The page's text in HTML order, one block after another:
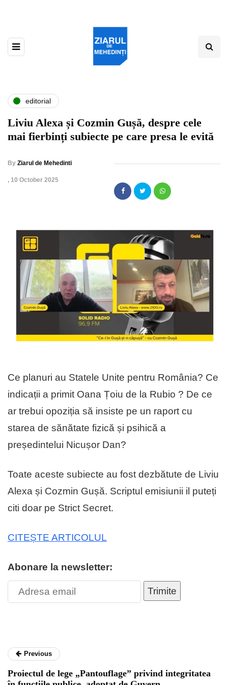
editorial
Liviu Alexa și Cozmin Gușă, despre cele
mai fierbinți subiecte pe care presa le evită
By Ziarul de Mehedinti
, 10 October 2025
Ce planuri au Statele Unite pentru România? Ce
indicații a primit Oana Țoiu de la Rubio ? De ce
ar trebui opoziția să insiste pe un raport cu
starea de sănătate fizică și psihică a
președintelui Nicușor Dan?
Toate aceste subiecte au fost dezbătute de Liviu
Alexa și Cozmin Gușă. Scriptul emisiunii il puteți
citi doar pe Strict Secret.
CITEȘTE ARTICOLUL
Abonare la newsletter:
Trimite
Previous
Proiectul de lege „Pantouflage” privind integritatea